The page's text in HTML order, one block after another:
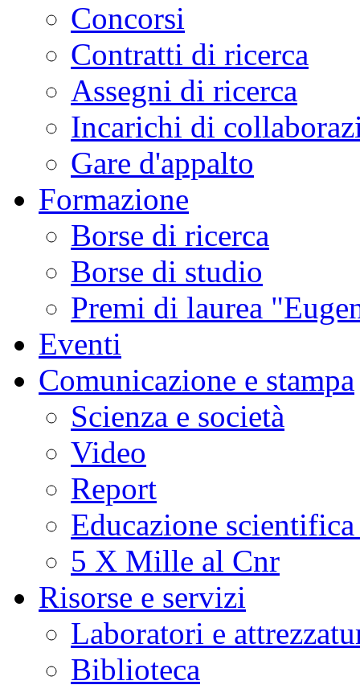
Concorsi
Contratti di ricerca
Assegni di ricerca
Incarichi di
Gare d'appalto
Formazione
Borse di ricerca
Borse di studio
Premi di laurea
Eventi
Comunicazione e stampa
Scienza e società
Video
Report
Educazione
5 X Mille al Cnr
Risorse e servizi
Laboratori e
Biblioteca